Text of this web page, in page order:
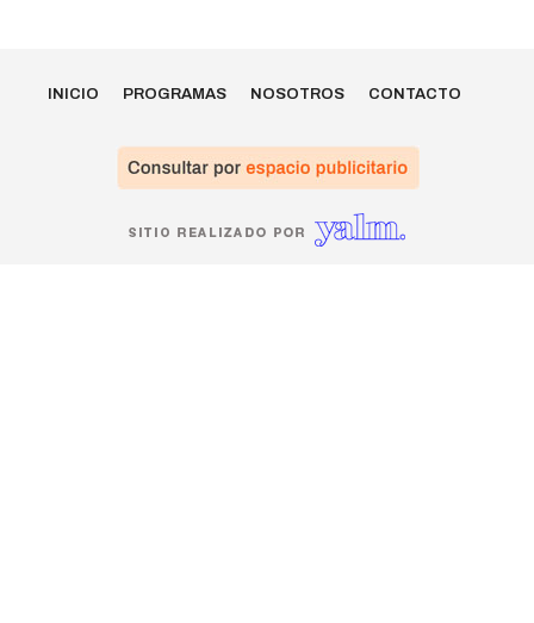
INICIO PROGRAMAS NOSOTROS CONTACTO